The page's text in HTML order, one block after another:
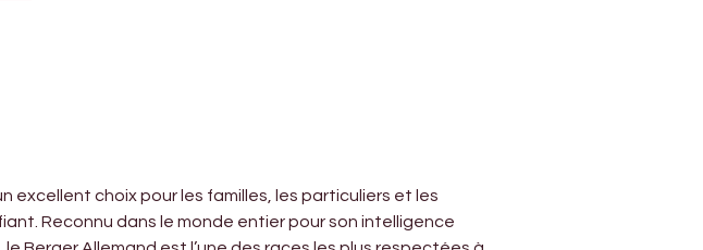
excellent choix pour les familles, les particuliers et les
Reconnu dans le monde entier pour son intelligence